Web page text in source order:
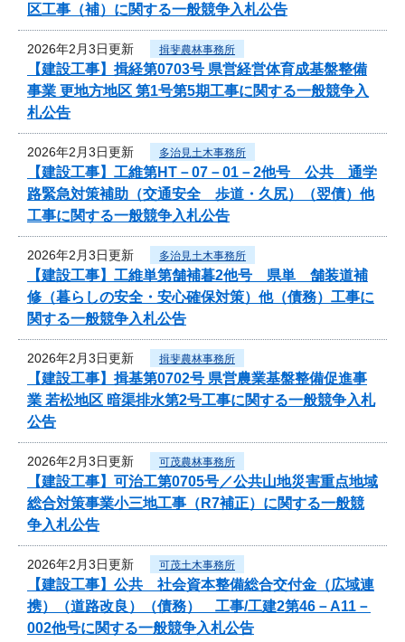
区工事（補）に関する一般競争入札公告
2026年2月3日更新 揖斐農林事務所
【建設工事】揖経第0703号 県営経営体育成基盤整備
事業 更地方地区 第1号第5期工事に関する一般競争入
札公告
2026年2月3日更新 多治見土木事務所
【建設工事】工維第HT－07－01－2他号 公共 通学
路緊急対策補助（交通安全 歩道・久尻）（翌債）他
工事に関する一般競争入札公告
2026年2月3日更新 多治見土木事務所
【建設工事】工維単第舗補暮2他号 県単 舗装道補
修（暮らしの安全・安心確保対策）他（債務）工事に
関する一般競争入札公告
2026年2月3日更新 揖斐農林事務所
【建設工事】揖基第0702号 県営農業基盤整備促進事
業 若松地区 暗渠排水第2号工事に関する一般競争入札
公告
2026年2月3日更新 可茂農林事務所
【建設工事】可治工第0705号／公共山地災害重点地域
総合対策事業小三地工事（R7補正）に関する一般競
争入札公告
2026年2月3日更新 可茂土木事務所
【建設工事】公共 社会資本整備総合交付金（広域連
携）（道路改良）（債務） 工事/工建2第46－A11－
002他号に関する一般競争入札公告